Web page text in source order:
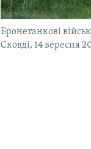
Бронетанкові
Сковді, 14 вересня